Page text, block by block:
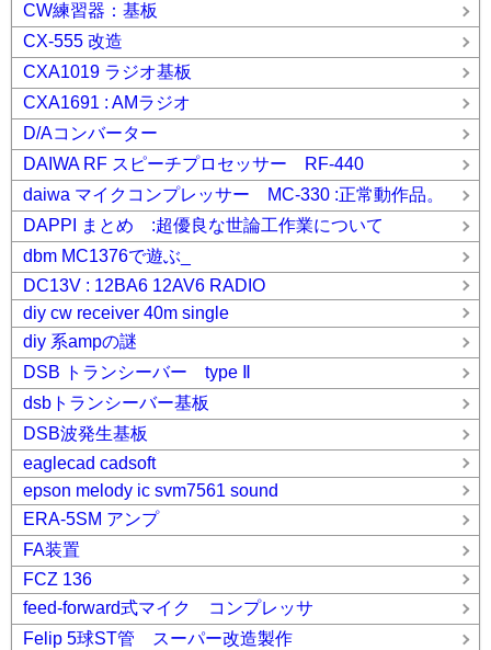
CW練習器：基板
CX-555 改造
CXA1019 ラジオ基板
CXA1691 : AMラジオ
D/Aコンバーター
DAIWA RF スピーチプロセッサー RF-440
daiwa マイクコンプレッサー MC-330 :正常動作品。
DAPPI まとめ :超優良な世論工作業について
dbm MC1376で遊ぶ_
DC13V : 12BA6 12AV6 RADIO
diy cw receiver 40m single
diy 系ampの謎
DSB トランシーバー type Ⅱ
dsbトランシーバー基板
DSB波発生基板
eaglecad cadsoft
epson melody ic svm7561 sound
ERA-5SM アンプ
FA装置
FCZ 136
feed-forward式マイク コンプレッサ
Felip 5球ST管 スーパー改造製作